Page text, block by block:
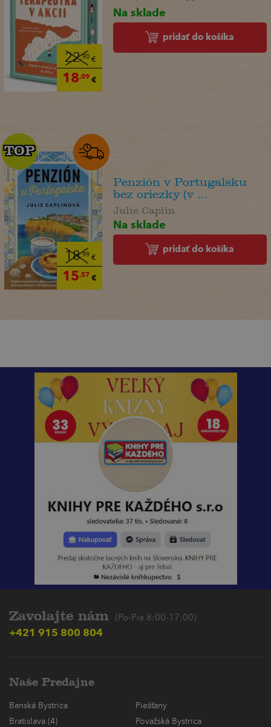
22,90€
18,09€
Na sklade
pridať do košíka
18,99 €
15,57 €
TOP
TOP
Penzión v Portugalsku
bez oriezky (v ...
Julie Caplin
Na sklade
pridať do košíka
Zavolajte nám (Po-Pia 8:00-17:00)
+421 915 800 804
Naše Predajne
Banská Bystrica
Piešťany
Bratislava (4)
Považská Bystrica